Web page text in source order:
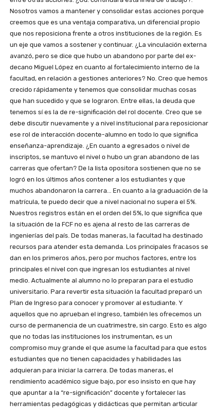
Nosotros vamos a mantener y consolidar estas acciones porque
creemos que es una ventaja comparativa, un diferencial propio
que nos reposiciona frente a otros instituciones de la región. Es
un eje que vamos a sostener y continuar. ¿La vinculación externa
avanzó, pero se dice que hubo un abandono por parte del ex-
decano Miguel López en cuanto al fortalecimiento interno de la
facultad, en relación a gestiones anteriores? No. Creo que hemos
crecido rápidamente y tenemos que consolidar muchas cosas
que han sucedido y que se lograron. Entre ellas, la deuda que
tenemos sí es la de re-significación del rol docente. Creo que se
debe discutir nuevamente y a nivel institucional para reposicionar
ese rol de interacción docente-alumno en todo lo que significa
enseñanza-aprendizaje. ¿En cuanto a egresados o nivel de
inscriptos, se mantuvo el nivel o hubo un gran abandono de las
carreras que ofertan? De la lista opositora sostienen que no se
logró en los últimos años contener a los estudiantes y que
muchos abandonaron la carrera… En cuanto a la graduación de la
matrícula, te puedo decir que a nivel nacional no supera el 5%.
Nuestros registros están en el orden del 5%, lo que significa que
la situación de la FCF no es ajena al resto de las carreras de
ingenierías del país. De todas maneras, la facultad ha destinado
recursos para atender esta demanda. Los principales fracasos se
dan en los primeros años, pero por muchos factores, entre los
principales el nivel con que ingresan los estudiantes al nivel
medio. Actualmente al alumno no lo preparan para el estudio
universitario. Para revertir esta situación la facultad preparó un
Plan de Ingreso para conocer y promover al estudiante. Y
aquellos que no aprueban el ingreso, también les ofrecemos un
curso de permanencia de un cuatrimestre, sin cargo. Esto es algo
que no todas las instituciones los instrumentan, es un
compromiso muy grande el que asume la facultad para que estos
estudiantes que no tienen capacidades y habilidades las
adquieran para iniciar la carrera. De todas maneras, el
rendimiento académico sigue bajo, por eso insisto en que hay
que apuntar a la “re-significación” docente y fortalecer las
herramientas pedagógicas y didácticas que permitan articular